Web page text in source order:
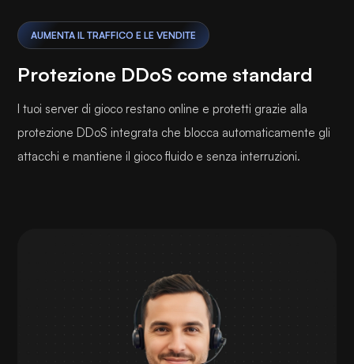
AUMENTA IL TRAFFICO E LE VENDITE
Protezione DDoS come standard
I tuoi server di gioco restano online e protetti grazie alla
protezione DDoS integrata che blocca automaticamente gli
attacchi e mantiene il gioco fluido e senza interruzioni.